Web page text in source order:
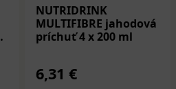
NUTRIDRINK
MULTIFIBRE jahodová
príchuť 4 x 200 ml
6,31 €